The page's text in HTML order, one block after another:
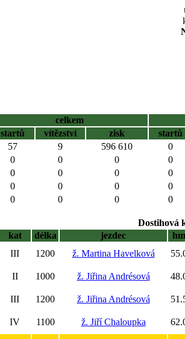
celkem
startů
vítězství zisk
startů
57 9 596 610
0
0 0 0
0
0 0 0
0
0 0 0
0
0 0 0 0
Dostihová
kat délka jezdec
hm
III 1200 ž. Martina Havelková
II 1000 ž. Jiřina Andrésová
III 1200 ž. Jiřina Andrésová
IV 1100 ž. Jiří Chaloupka